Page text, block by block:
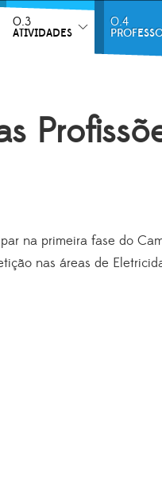
0.3
ATIVIDADES
0.4
na primeira fase do
nas áreas de